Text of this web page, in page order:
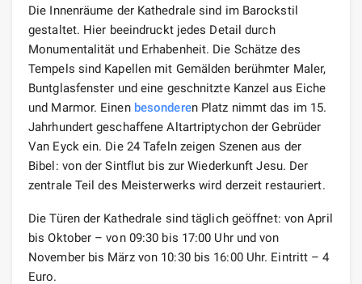
Die Innenräume der Kathedrale sind im Barockstil
gestaltet. Hier beeindruckt jedes Detail durch
Monumentalität und Erhabenheit. Die Schätze des
Tempels sind Kapellen mit Gemälden berühmter Maler,
Buntglasfenster und eine geschnitzte Kanzel aus Eiche
und Marmor. Einen besonderen Platz nimmt das im 15.
Jahrhundert geschaffene Altartriptychon der Gebrüder
Van Eyck ein. Die 24 Tafeln zeigen Szenen aus der
Bibel: von der Sintflut bis zur Wiederkunft Jesu. Der
zentrale Teil des Meisterwerks wird derzeit restauriert.
Die Türen der Kathedrale sind täglich geöffnet: von April
bis Oktober – von 09:30 bis 17:00 Uhr und von
November bis März von 10:30 bis 16:00 Uhr. Eintritt – 4
Euro.